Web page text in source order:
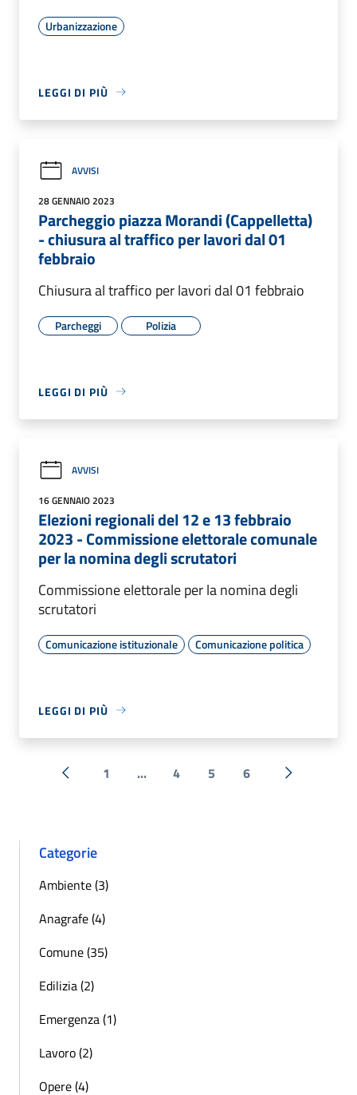
Urbanizzazione
LEGGI DI PIÙ
AVVISI
28 GENNAIO 2023
Parcheggio piazza Morandi (Cappelletta)
- chiusura al traffico per lavori dal 01
febbraio
Chiusura al traffico per lavori dal 01 febbraio
Parcheggi Polizia
LEGGI DI PIÙ
AVVISI
16 GENNAIO 2023
Elezioni regionali del 12 e 13 febbraio
2023 - Commissione elettorale comunale
per la nomina degli scrutatori
Commissione elettorale per la nomina degli
scrutatori
Comunicazione istituzionale Comunicazione politica
LEGGI DI PIÙ
« Precedente
1 ... 4 5 6 Successiva
Categorie
Ambiente (3)
Anagrafe (4)
Comune (35)
Edilizia (2)
Emergenza (1)
Lavoro (2)
Opere (4)